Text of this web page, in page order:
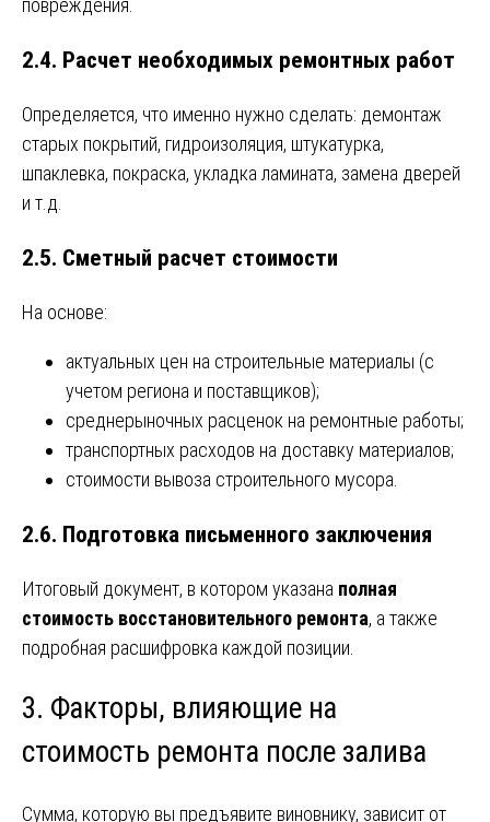
2.4. Расчет необходимых ремонтных работ
Определяется, что именно нужно сделать: демонтаж
старых покрытий, гидроизоляция, штукатурка,
шпаклевка, покраска, укладка ламината, замена дверей
и т.д.
2.5. Сметный расчет стоимости
На основе:
актуальных цен на строительные материалы (с
учетом региона и поставщиков);
среднерыночных расценок на ремонтные работы;
транспортных расходов на доставку материалов;
стоимости вывоза строительного мусора.
2.6. Подготовка письменного заключения
Итоговый документ, в котором указана полная
стоимость восстановительного ремонта, а также
подробная расшифровка каждой позиции.
3. Факторы, влияющие на
стоимость ремонта после залива
Сумма, которую вы предъявите виновнику, зависит от